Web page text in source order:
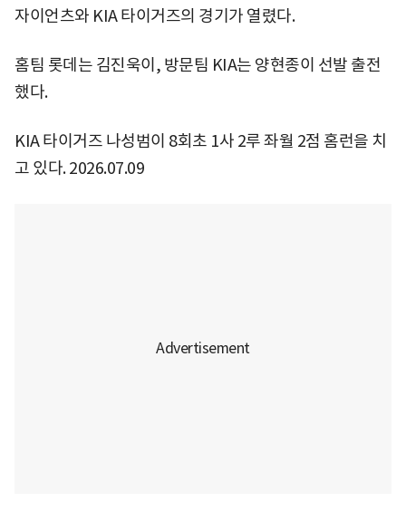
자이언츠와 KIA 타이거즈의 경기가 열렸다.
홈팀 롯데는 김진욱이, 방문팀 KIA는 양현종이 선발 출전
했다.
KIA 타이거즈 나성범이 8회초 1사 2루 좌월 2점 홈런을 치
고 있다. 2026.07.09